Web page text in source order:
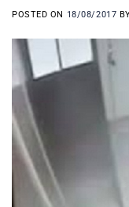
POSTED ON 18/08/2017